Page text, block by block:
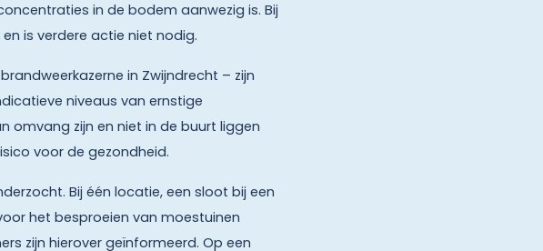
in de bodem aanwezig is. Bij
is verdere actie niet nodig.
in Zwijndrecht – zijn
niveaus van ernstige
omvang zijn en niet in de buurt liggen
voor de gezondheid.
Bij één locatie, een sloot bij een
het besproeien van moestuinen
zijn hierover geïnformeerd. Op een